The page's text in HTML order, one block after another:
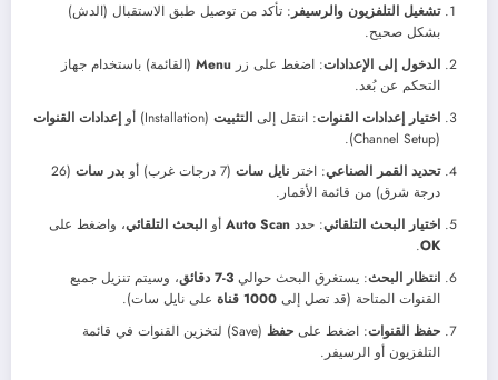
تشغيل التلفزيون والرسيفر: تأكد من توصيل طبق الاستقبال (الدش)
بشكل صحيح.
الدخول إلى الإعدادات: اضغط على زر Menu (القائمة) باستخدام جهاز
التحكم عن بُعد.
اختيار إعدادات القنوات: انتقل إلى التثبيت (Installation) أو
إعدادات القنوات
(Channel Setup).
تحديد القمر الصناعي: اختر نايل سات (7 درجات غرب) أو بدر سات (26
درجة شرق) من قائمة الأقمار.
اختيار البحث التلقائي: حدد Auto Scan أو البحث التلقائي، واضغط على
OK
.
انتظار البحث: يستغرق البحث حوالي 3-7 دقائق
، وسيتم تنزيل جميع
القنوات المتاحة (قد تصل إلى 1000 قناة
على نايل سات).
حفظ القنوات: اضغط على حفظ
(Save) لتخزين القنوات في قائمة
التلفزيون أو الرسيفر.